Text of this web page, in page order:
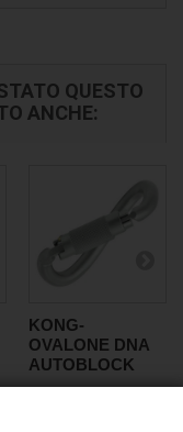
QUESTO
ANCHE:
KONG-
OVALONE DNA
AUTOBLOCK